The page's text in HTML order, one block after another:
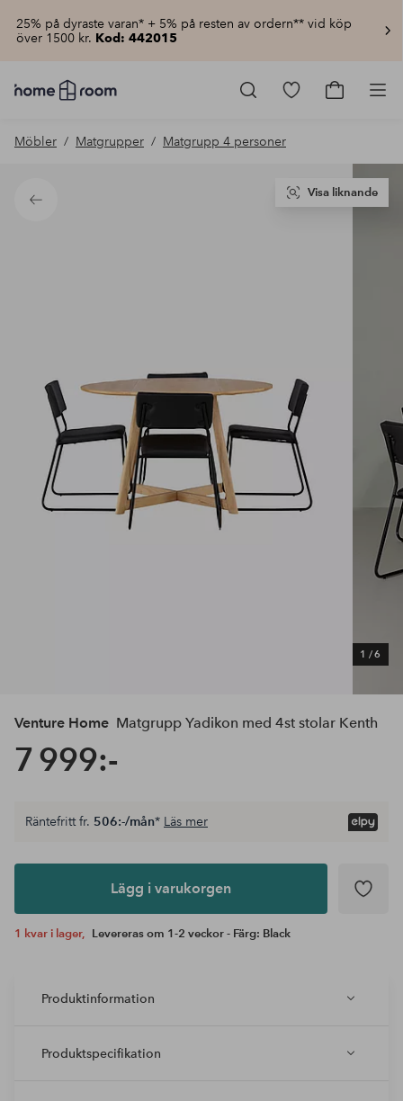
25% på dyraste varan* + 5% på resten av ordern** vid köp
över 1500 kr. Kod: 442015
Homeroom
–
hemmet
pris
Gå
Gå
Möbler Matgrupper Matgrupp 4 personer
Tillbaka
1 /6
Visa liknande
Venture Home Matgrupp Yadikon med 4st stolar Kenth
7 999:-
Lägg i
Räntefritt fr. 506:-/mån* Läs mer
Lägg i varukorgen
1 kvar i lager, Levereras om 1-2 veckor - Färg: Black
Produktinformation
Produktspecifikation